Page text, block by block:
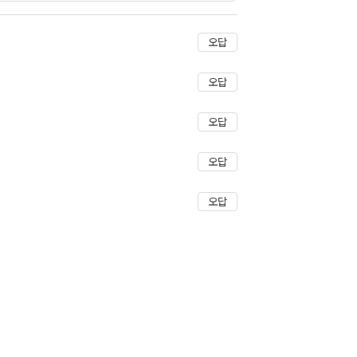
저장
오답
오답
오답
오답
오답